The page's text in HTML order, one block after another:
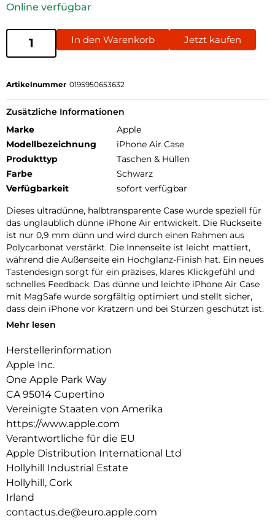
Online verfügbar
In den Warenkorb Jetzt kaufen
Artikelnummer 0195950653632
Zusätzliche Informationen
Marke
Apple
Modellbezeichnung
iPhone Air Case
Produkttyp
Taschen & Hüllen
Farbe
Schwarz
Verfügbarkeit
sofort verfügbar
Dieses ultradünne, halbtransparente Case wurde speziell für
das unglaublich dünne iPhone Air entwickelt. Die Rückseite
ist nur 0,9 mm dünn und wird durch einen Rahmen aus
Polycarbonat verstärkt. Die Innenseite ist leicht mattiert,
während die Außenseite ein Hochglanz-Finish hat. Ein neues
Tastendesign sorgt für ein präzises, klares Klickgefühl und
schnelles Feedback. Das dünne und leichte iPhone Air Case
mit MagSafe wurde sorgfältig optimiert und stellt sicher,
dass dein iPhone vor Kratzern und bei Stürzen geschützt ist.
Das Case funktioniert nahtlos mit der Kamera­steuerung, um
erkennen.
Mit zwei Verbindungs­punkten lässt sich dieses Case sicher
am Crossbody Band befestigen. So kannst du dein iPhone
einfach freihändig tragen.
Mit integrierten Magneten, die sich perfekt am iPhone Air
ausrichten, hält das Case ganz einfach und sorgt für
schnelleres kabelloses Laden. Lass dein iPhone beim Laden
einfach im Case und docke dein MagSafe Ladegerät an oder
leg es auf dein Qi2.2 oder Qi zertifiziertes Ladegerät.
Wie jedes von Apple entwickelte Case durchläuft es im Laufe
des Design‑ und Fertigungs­prozesses Tausende von
Teststunden. Deshalb sieht es nicht nur großartig aus,
Mehr lesen
Herstellerinformation
Apple Inc.
One Apple Park Way
CA 95014 Cupertino
Vereinigte Staaten von Amerika
https://www.apple.com
Verantwortliche für die EU
Apple Distribution International Ltd
Hollyhill Industrial Estate
Hollyhill, Cork
Irland
contactus.de@euro.apple.com